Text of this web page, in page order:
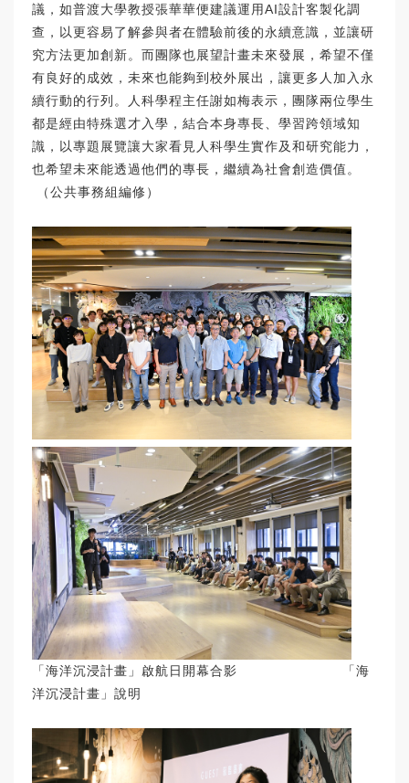
議，如普渡大學教授張華華便建議運用AI設計客製化調
查，以更容易了解參與者在體驗前後的永續意識，並讓研
究方法更加創新。而團隊也展望計畫未來發展，希望不僅
有良好的成效，未來也能夠到校外展出，讓更多人加入永
續行動的行列。人科學程主任謝如梅表示，團隊兩位學生
都是經由特殊選才入學，結合本身專長、學習跨領域知
識，以專題展覽讓大家看見人科學生實作及和研究能力，
也希望未來能透過他們的專長，繼續為社會創造價值。
（公共事務組編修）
「海洋沉浸計畫」啟航日開幕合影 「海
洋沉浸計畫」說明